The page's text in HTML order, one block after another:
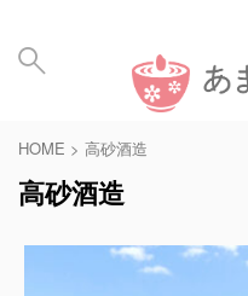
HOME > 高砂酒造
高砂酒造